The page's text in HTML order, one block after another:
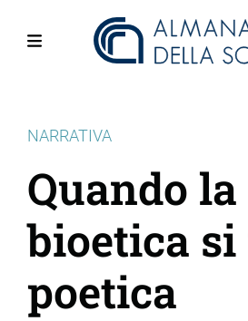
NARRATIVA
Quando la
bioetica si
poetica